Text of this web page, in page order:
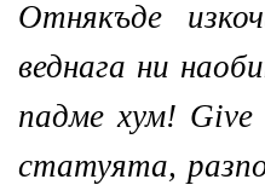
Отнякъде
веднага ни
падме хум!
статуята,